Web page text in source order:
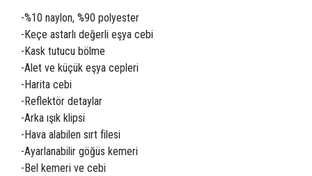
-%10 naylon, %90 polyester
-Keçe astarlı değerli eşya cebi
-Kask tutucu bölme
-Alet ve küçük eşya cepleri
-Harita cebi
-Reflektör detaylar
-Arka ışık klipsi
-Hava alabilen sırt filesi
-Ayarlanabilir göğüs kemeri
-Bel kemeri ve cebi